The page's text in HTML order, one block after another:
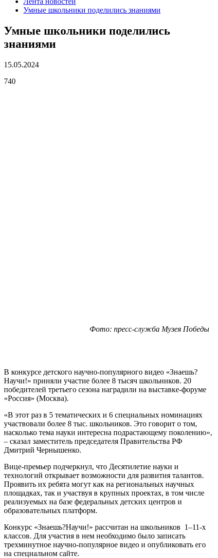
Умные школьники поделились знаниями
Умные школьники поделились
знаниями
15.05.2024
740
Фото: пресс-служба Музея Победы
В конкурсе детского научно-популярного видео «Знаешь?
Научи!» приняли участие более 8 тысяч школьников. 20
победителей третьего сезона наградили на выставке-форуме
«Россия» (Москва).
«В этот раз в 5 тематических и 6 специальных номинациях
участвовали более 8 тыс. школьников. Это говорит о том,
насколько тема науки интересна подрастающему поколению»,
– сказал заместитель председателя Правительства РФ
Дмитрий Чернышенко.
Вице-премьер подчеркнул, что Десятилетие науки и
технологий открывает возможности для развития талантов.
Проявить их ребята могут как на региональных научных
площадках, так и участвуя в крупных проектах, в том числе
реализуемых на базе федеральных детских центров и
образовательных платформ.
Конкурс «Знаешь?Научи!» рассчитан на школьников 1–11-х
классов. Для участия в нем необходимо было записать
трехминутное научно-популярное видео и опубликовать его
на специальном сайте.